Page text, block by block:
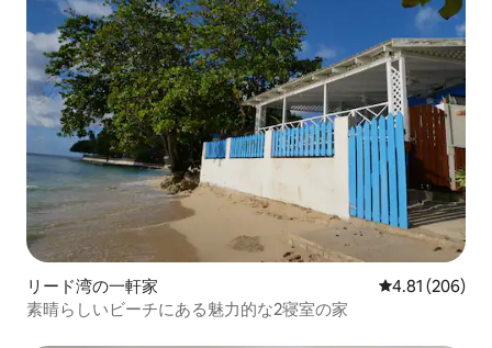
リード湾の一軒家 レビュー206
4.81 (206)
素晴らしいビーチにある魅力的な2寝室の家